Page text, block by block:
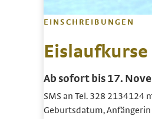
EINSCHREIBUNGEN
Eislaufkurse
Ab sofort bis 17.
SMS an Tel. 328 2134124
Geburtsdatum,